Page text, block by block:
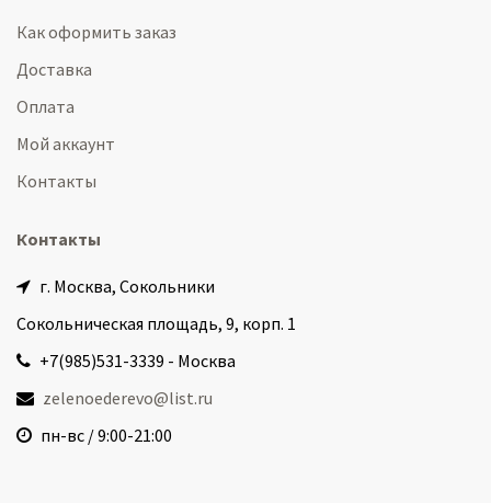
Как оформить заказ
Доставка
Оплата
Мой аккаунт
Контакты
Контакты
г. Москва, Сокольники
Сокольническая площадь, 9, корп. 1
+7(985)531-3339 - Москва
zelenoederevo@list.ru
пн-вс / 9:00-21:00